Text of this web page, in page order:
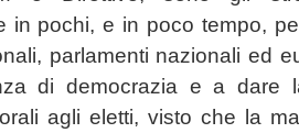
in pochi, e in poco tempo,
parlamenti nazionali ed
di democrazia e a dare
agli eletti, visto che la